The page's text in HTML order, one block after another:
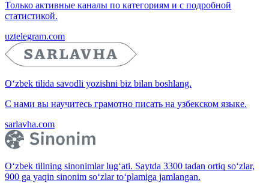
Только активные каналы по категориям и с подробной
статистикой.
uztelegram.com
O‘zbek tilida savodli yozishni biz bilan boshlang.
С нами вы научитесь грамотно писать на узбекском языке.
sarlavha.com
O‘zbek tilining sinonimlar lug‘ati. Saytda 3300 tadan ortiq so‘zlar,
900 ga yaqin sinonim so‘zlar to‘plamiga jamlangan.